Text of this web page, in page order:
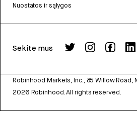
Nuostatos ir sąlygos
Sekite mus
Robinhood Markets, Inc., 85 Willow Road,
2026 Robinhood. All rights reserved.